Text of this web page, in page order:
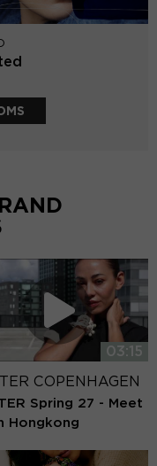
03:15
COPENHAGEN
Spring 27 - Meet
Hongkong